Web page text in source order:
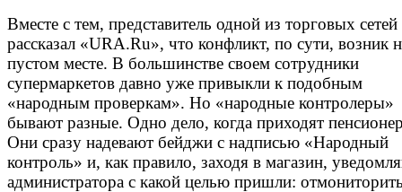
Вместе с тем, представитель одной из торговых сетей
рассказал «URA.Ru», что конфликт, по сути, возник
пустом месте. В большинстве своем сотрудники
супермаркетов давно уже привыкли к подобным
«народным проверкам». Но «народные контролеры»
бывают разные. Одно дело, когда приходят
Они сразу надевают бейджи с надписью «Народный
контроль» и, как правило, заходя в магазин,
администратора с какой целью пришли: